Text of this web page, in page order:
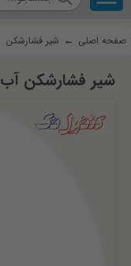
صفحه اصلی ← شیر فشارشکن
شیر فشارشکن آب